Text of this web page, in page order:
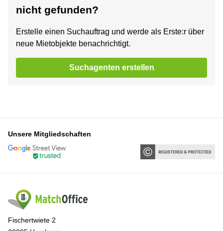
nicht gefunden?
Erstelle einen Suchauftrag und werde als Erste:r über
neue Mietobjekte benachrichtigt.
Suchagenten erstellen
Unsere Mitgliedschaften
Fischertwiete 2